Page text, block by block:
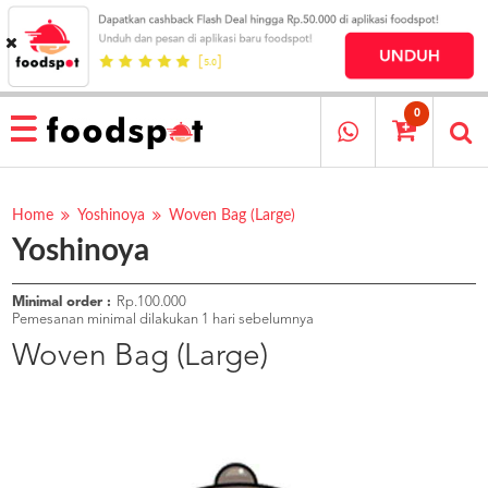
HOME
MENU
RESTAURANT
PESAN
OUR
COMPANY
KATA
MEREKA
KATALOG
0
Home Yoshinoya Woven Bag (Large)
Yoshinoya
Minimal order :
Rp.100.000
Pemesanan minimal dilakukan 1 hari sebelumnya
Woven Bag (Large)